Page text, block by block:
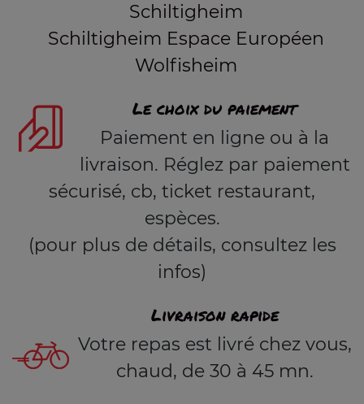
Schiltigheim
Schiltigheim Espace Européen
Wolfisheim
Le choix du paiement
Paiement en ligne ou à la
livraison. Réglez par paiement
sécurisé, cb, ticket restaurant,
espèces.
(pour plus de détails, consultez les
infos)
Livraison rapide
Votre repas est livré chez vous,
chaud, de 30 à 45 mn.